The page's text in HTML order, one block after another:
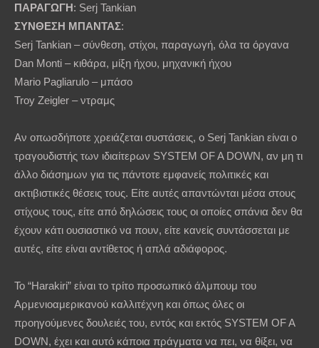
ΠΑΡΑΓΩΓΗ: Serj Tankian
ΣΥΝΘΕΣΗ ΜΠΑΝΤΑΣ:
Serj Tankian – σύνθεση, στίχοι, παραγωγή, όλα τα όργανα
Dan Monti – κιθάρα, μίξη ήχου, μηχανική ήχου
Mario Pagliarulo – μπάσο
Troy Zeigler – ντραμς
Αν οπωσδήποτε χρειάζεται συστάσεις, ο Serj Tankian είναι ο
τραγουδιστής των ιδιαίτερων SYSTEM OF A DOWN, αν μη τι
άλλο διάσημων για τις πάντοτε εμφανείς πολιτικές και
ακτιβιστικές θέσεις τους. Είτε αυτές απαντώνται μέσα στους
στίχους τους, είτε από δηλώσεις τους οι οποίες σπάνια δεν θα
έχουν κάτι ουσιαστικό να πουν, είτε κανείς συντάσσεται με
αυτές, είτε είναι αντίθετος ή απλά αδιάφορος.
Το “Harakiri” είναι το τρίτο προσωπικό άλμπουμ του
Αρμενιοαμερικανού καλλιτέχνη και όπως όλες οι
προηγούμενες δουλειές του, εντός και εκτός SYSTEM OF A
DOWN, έχει και αυτό κάποια πράγματα να πει, να θίξει, να